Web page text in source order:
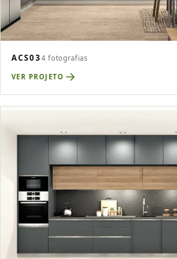
ACS03 4 fotografias
VER PROJETO